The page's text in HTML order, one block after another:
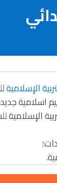
الإسلامية
الإسلامية